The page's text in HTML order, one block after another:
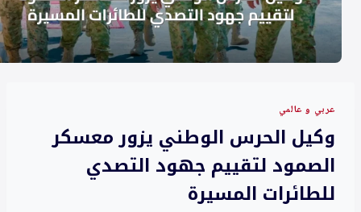
عربي و عالمي
وكيل الحرس الوطني يزور معسكر
الصمود لتقييم جهود التصدي
للطائرات المسيرة